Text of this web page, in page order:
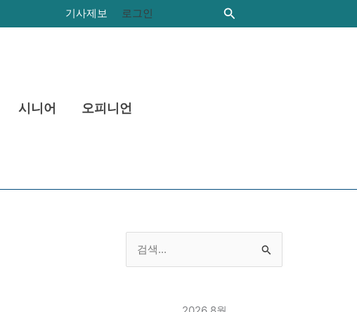
기사제보 로그인
검
색
시니어 오피니언
카
테